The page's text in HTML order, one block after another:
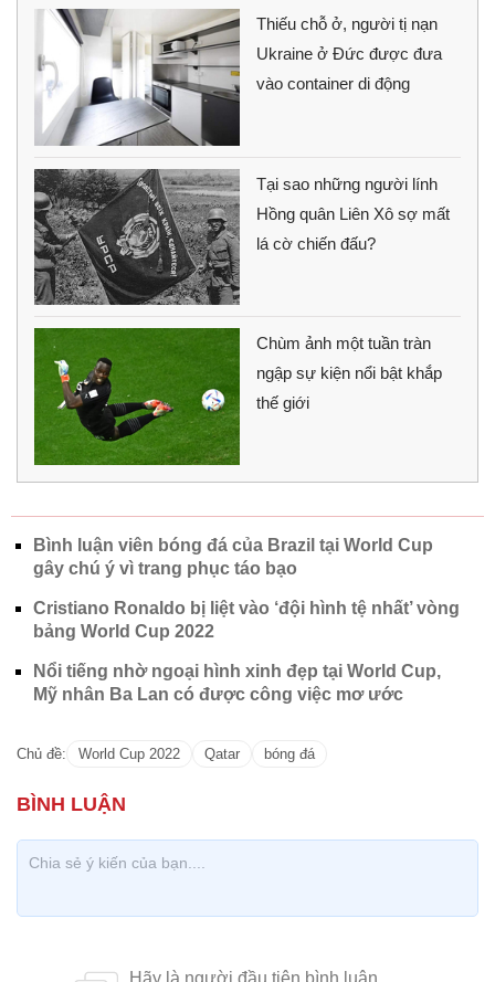
Thiếu chỗ ở, người tị nạn
Ukraine ở Đức được đưa
vào container di động
Tại sao những người lính
Hồng quân Liên Xô sợ mất
lá cờ chiến đấu?
Chùm ảnh một tuần tràn
ngập sự kiện nổi bật khắp
thế giới
Bình luận viên bóng đá của Brazil tại World Cup
gây chú ý vì trang phục táo bạo
Cristiano Ronaldo bị liệt vào ‘đội hình tệ nhất’ vòng
bảng World Cup 2022
Nổi tiếng nhờ ngoại hình xinh đẹp tại World Cup,
Mỹ nhân Ba Lan có được công việc mơ ước
Chủ đề: World Cup 2022 Qatar bóng đá